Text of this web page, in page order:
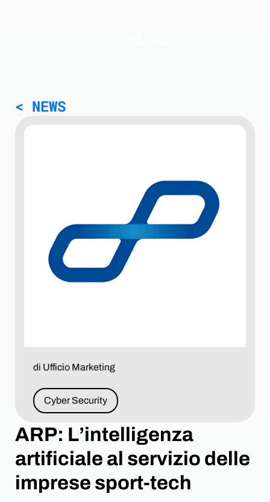
Cyber Security
Software Development
NIS2
Webinar ABC-yber
News
Contattaci
< NEWS
di Ufficio Marketing
Cyber Security
ARP: L’intelligenza
artificiale al servizio delle
imprese sport-tech